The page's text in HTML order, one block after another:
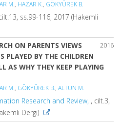
M., HAZAR K., GÖKYÜREK B.
ss.99-116, 2017 (Hakemli
2016
ON PARENTS VIEWS
PLAYED BY THE CHILDREN
AS WHY THEY KEEP PLAYING
M., GÖKYÜREK B., ALTUN M.
Research and Review, , cilt.3,
Dergi)